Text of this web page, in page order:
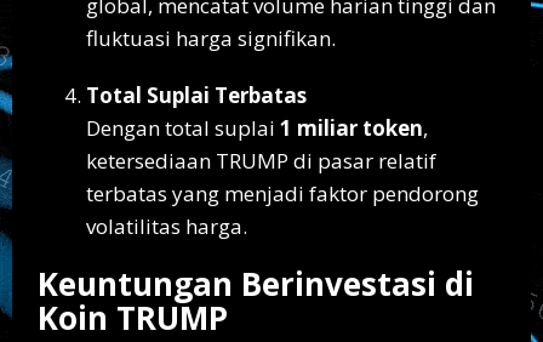
global, mencatat volume harian tinggi dan
fluktuasi harga signifikan.
Total Suplai Terbatas
Dengan total suplai 1 miliar token,
ketersediaan TRUMP di pasar relatif
terbatas yang menjadi faktor pendorong
volatilitas harga.
Keuntungan Berinvestasi di
Koin TRUMP